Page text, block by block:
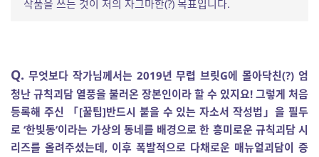
작품을 쓰는 것이 저의 자그마한(?) 목표입니다.
Q. 무엇보다 작가님께서는 2019년 무렵 브릿G에 몰아닥친(?) 엄
청난 규칙괴담 열풍을 불러온 장본인이라 할 수 있지요! 그렇게 처음
등록해 주신 「[꿀팁]반드시 붙을 수 있는 자소서 작성법」을 필두
로 ‘한빛동’이라는 가상의 동네를 배경으로 한 흥미로운 규칙괴담 시
리즈를 올려주셨는데, 이후 폭발적으로 다채로운 매뉴얼괴담이 증